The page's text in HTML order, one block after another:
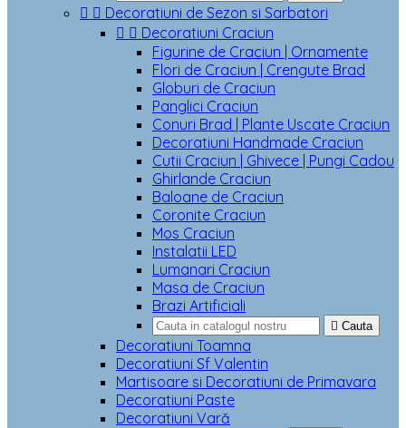
  Decoratiuni de Sezon si Sarbatori
  Decoratiuni Craciun
Figurine de Craciun | Ornamente
Flori de Craciun | Crengute Brad
Globuri de Craciun
Panglici Craciun
Conuri Brad | Plante Uscate Craciun
Decoratiuni Handmade Craciun
Cutii Craciun | Ghivece | Pungi Cadou
Ghirlande Craciun
Baloane de Craciun
Coronite Craciun
Mos Craciun
Instalatii LED
Lumanari Craciun
Masa de Craciun
Brazi Artificiali
 Cauta
Decoratiuni Toamna
Decoratiuni Sf Valentin
Martisoare si Decoratiuni de Primavara
Decoratiuni Paste
Decoratiuni Vară